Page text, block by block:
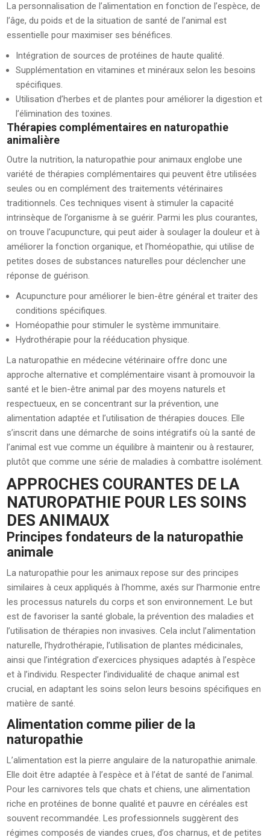
La personnalisation de l’alimentation en fonction de l’espèce, de
l’âge, du poids et de la situation de santé de l’animal est
essentielle pour maximiser ses bénéfices.
Intégration de sources de protéines de haute qualité.
Supplémentation en vitamines et minéraux selon les besoins
spécifiques.
Utilisation d’herbes et de plantes pour améliorer la digestion et
l’élimination des toxines.
Thérapies complémentaires en naturopathie
animalière
Outre la nutrition, la naturopathie pour animaux englobe une
variété de thérapies complémentaires qui peuvent être utilisées
seules ou en complément des traitements vétérinaires
traditionnels. Ces techniques visent à stimuler la capacité
intrinsèque de l’organisme à se guérir. Parmi les plus courantes,
on trouve l’acupuncture, qui peut aider à soulager la douleur et à
améliorer la fonction organique, et l’homéopathie, qui utilise de
petites doses de substances naturelles pour déclencher une
réponse de guérison.
Acupuncture pour améliorer le bien-être général et traiter des
conditions spécifiques.
Homéopathie pour stimuler le système immunitaire.
Hydrothérapie pour la rééducation physique.
La naturopathie en médecine vétérinaire offre donc une
approche alternative et complémentaire visant à promouvoir la
santé et le bien-être animal par des moyens naturels et
respectueux, en se concentrant sur la prévention, une
alimentation adaptée et l’utilisation de thérapies douces. Elle
s’inscrit dans une démarche de soins intégratifs où la santé de
l’animal est vue comme un équilibre à maintenir ou à restaurer,
plutôt que comme une série de maladies à combattre isolément.
APPROCHES COURANTES DE LA
NATUROPATHIE POUR LES SOINS
DES ANIMAUX
Principes fondateurs de la naturopathie
animale
La naturopathie pour les animaux repose sur des principes
similaires à ceux appliqués à l’homme, axés sur l’harmonie entre
les processus naturels du corps et son environnement. Le but
est de favoriser la santé globale, la prévention des maladies et
l’utilisation de thérapies non invasives. Cela inclut l’alimentation
naturelle, l’hydrothérapie, l’utilisation de plantes médicinales,
ainsi que l’intégration d’exercices physiques adaptés à l’espèce
et à l’individu. Respecter l’individualité de chaque animal est
crucial, en adaptant les soins selon leurs besoins spécifiques en
matière de santé.
Alimentation comme pilier de la
naturopathie
L’alimentation est la pierre angulaire de la naturopathie animale.
Elle doit être adaptée à l’espèce et à l’état de santé de l’animal.
Pour les carnivores tels que chats et chiens, une alimentation
riche en protéines de bonne qualité et pauvre en céréales est
souvent recommandée. Les professionnels suggèrent des
régimes composés de viandes crues, d’os charnus, et de petites